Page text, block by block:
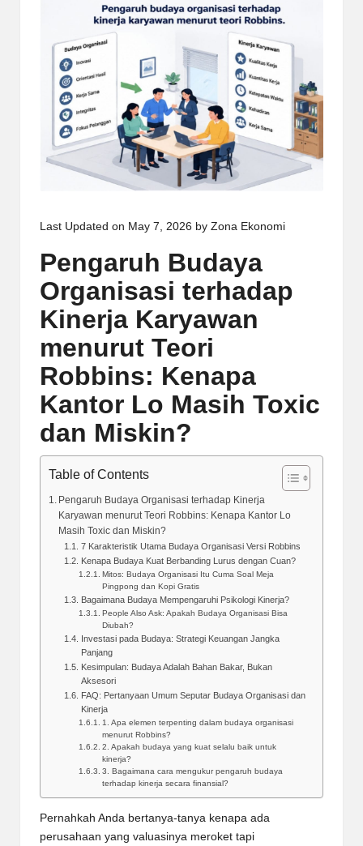
Last Updated on May 7, 2026 by Zona Ekonomi
Pengaruh Budaya
Organisasi terhadap
Kinerja Karyawan
menurut Teori
Robbins: Kenapa
Kantor Lo Masih Toxic
dan Miskin?
Table of Contents
Pengaruh Budaya Organisasi terhadap Kinerja
Karyawan menurut Teori Robbins: Kenapa Kantor Lo
Masih Toxic dan Miskin?
7 Karakteristik Utama Budaya Organisasi Versi Robbins
Kenapa Budaya Kuat Berbanding Lurus dengan Cuan?
Mitos: Budaya Organisasi Itu Cuma Soal Meja
Pingpong dan Kopi Gratis
Bagaimana Budaya Mempengaruhi Psikologi Kinerja?
People Also Ask: Apakah Budaya Organisasi Bisa
Diubah?
Investasi pada Budaya: Strategi Keuangan Jangka
Panjang
Kesimpulan: Budaya Adalah Bahan Bakar, Bukan
Aksesori
FAQ: Pertanyaan Umum Seputar Budaya Organisasi dan
Kinerja
1. Apa elemen terpenting dalam budaya organisasi
menurut Robbins?
2. Apakah budaya yang kuat selalu baik untuk
kinerja?
3. Bagaimana cara mengukur pengaruh budaya
terhadap kinerja secara finansial?
Pernahkah Anda bertanya-tanya kenapa ada
perusahaan yang valuasinya meroket tapi